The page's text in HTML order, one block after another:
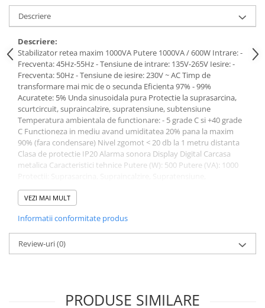
Incarcatoare solare MPPT
Incarcatoare solare PWM
Interfete si cabluri
Cabluri panouri fotovoltaice
Cabluri pentru echipamente
fotovoltaice
Protectii si izolatoare de baterii
Accesorii
Monitorizare si control
Convertoare DC - DC
Incarcatoare de retea
Acumulatori de stocare
Componente sisteme de balcon
Iluminat solar
Acumulatori Litiu
Descriere
Descriere:
Stabilizator retea maxim 1000VA Putere 1000VA / 600W Intrare: -
Frecventa: 45Hz-55Hz - Tensiune de intrare: 135V-265V Iesire: -
Frecventa: 50Hz - Tensiune de iesire: 230V ~ AC Timp de
transformare mai mic de o secunda Eficienta 97% - 99%
Acuratete: 5% Unda sinusoidala pura Protectie la suprasarcina,
scurtcircuit, supraincalzire, supratensiune, subtensiune
Temperatura ambientala de functionare: - 5 grade C si +40 grade
C Functioneza in mediu avand umiditatea 20% pana la maxim
90% (fara condensare) Nivel zgomot < 20 db la 1 metru distanta
Clasa de protectie IP20 Alarma sonora Display Digital Carcasa
metalica Caracteristici tehnice Putere (W): 500 Putere (VA): 1000
Subtensiune, Scurt-Circuit Conectori iesire: 1 x Schuko
Dimensiuni ( L x l x î ): 120mm x 150mm x 222mm Greutate: 2,8
VEZI MAI MULT
Informatii conformitate produs
Review-uri(0)
PRODUSE SIMILARE